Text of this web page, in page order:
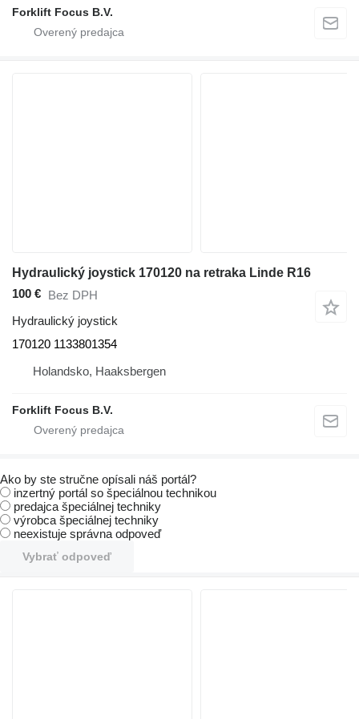
Forklift Focus B.V.
Hydraulický joystick 170120 na retraka Linde R16
100 € Bez DPH
Hydraulický joystick
170120 1133801354
Holandsko, Haaksbergen
Forklift Focus B.V.
Ako by ste stručne opísali náš portál?
inzertný portál so špeciálnou technikou
predajca špeciálnej techniky
výrobca špeciálnej techniky
neexistuje správna odpoveď
Vybrať odpoveď